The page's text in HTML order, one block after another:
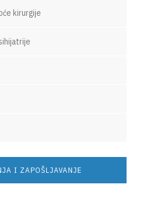
kirurgije
I ZAPOŠLJAVANJE